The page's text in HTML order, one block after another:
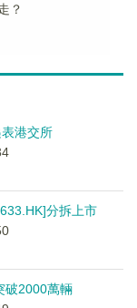
？
表港交所
分拆上市
破2000萬輛